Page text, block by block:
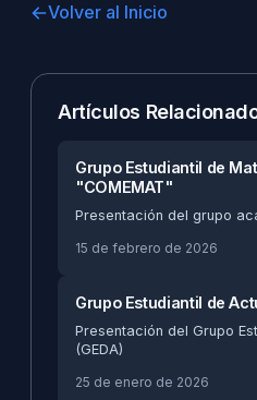
Volver al Inicio
Artículos
Grupo Estudiantil de
"COMEMAT"
Presentación del grupo
15 de febrero de 2026
Grupo Estudiantil de
Presentación del Grupo
(GEDA)
25 de enero de 2026